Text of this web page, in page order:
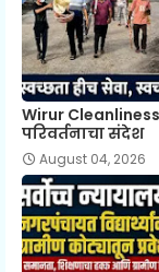
Wirur
परिवर्तनाचा संदेश
August 04, 2026